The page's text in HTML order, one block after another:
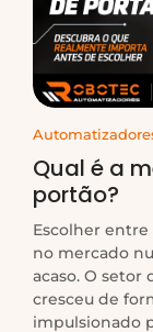
Qual é a
portão?
Escolher
no mercado
acaso. O setor
cresceu de
impulsionado